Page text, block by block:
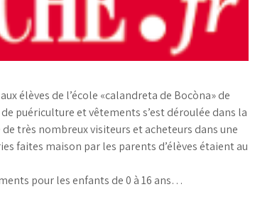
élèves de l’école «calandreta de Bocòna» de
puériculture et vêtements s’est déroulée dans la
très nombreux visiteurs et acheteurs dans une
faites maison par les parents d’élèves étaient au
pour les enfants de 0 à 16 ans…